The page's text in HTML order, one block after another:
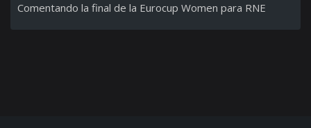
Comentando la final de la Eurocup Women para RNE